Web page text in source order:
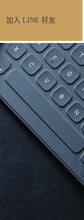
加入 LINE 好友